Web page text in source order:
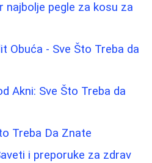
najbolje pegle za kosu za
Obuća - Sve Što Treba da
Akni: Sve Što Treba da
Treba Da Znate
i preporuke za zdrav